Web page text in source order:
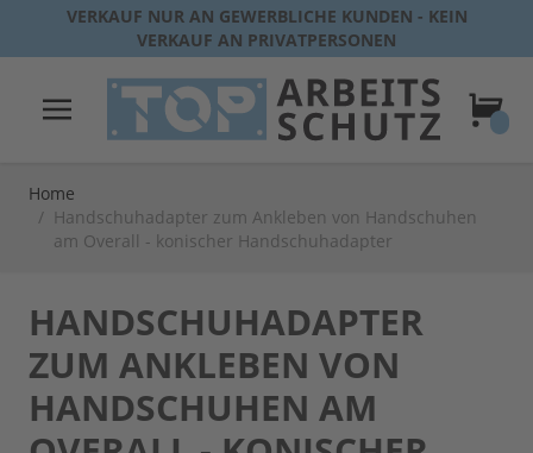
Direkt zum Inhalt
VERKAUF NUR AN GEWERBLICHE KUNDEN - KEIN
VERKAUF AN PRIVATPERSONEN
Home
/ Handschuhadapter zum Ankleben von Handschuhen
am Overall - konischer Handschuhadapter
HANDSCHUHADAPTER
ZUM ANKLEBEN VON
HANDSCHUHEN AM